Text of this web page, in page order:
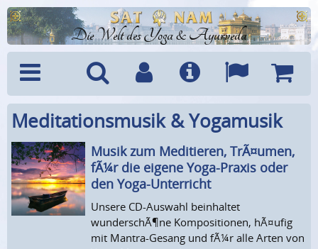
Die Welt des Yoga & Ayurveda
Menü SucheBenutzerkonto
Info Sprachen
Meditationsmusik & Yogamusik
Musik zum Meditieren, TrÃ¤umen,
fÃ¼r die eigene Yoga-Praxis oder
den Yoga-Unterricht
Unsere CD-Auswahl beinhaltet
wunderschÃ¶ne Kompositionen, hÃ¤ufig
mit Mantra-Gesang und fÃ¼r alle Arten von